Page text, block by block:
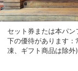
朱
銘
美
セット券または本パ
下の優待があります
凍、ギフト商品は除外)